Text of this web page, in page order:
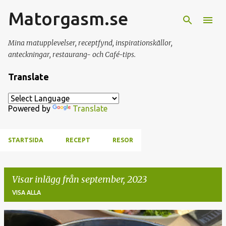
Matorgasm.se
Mina matupplevelser, receptfynd, inspirationskällor,
anteckningar, restaurang- och Café-tips.
Translate
Powered by Translate
STARTSIDA RECEPT RESOR
Visar inlägg från september, 2023
VISA ALLA